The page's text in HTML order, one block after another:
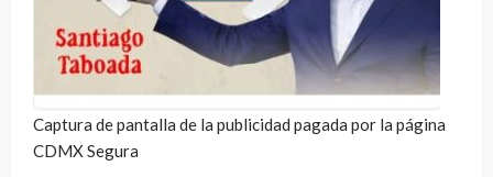
Captura de pantalla de la publicidad pagada por la página
CDMX Segura